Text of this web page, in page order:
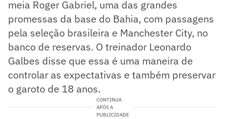
meia Roger Gabriel, uma das grandes
promessas da base do Bahia, com passagens
pela seleção brasileira e Manchester City, no
banco de reservas. O treinador Leonardo
Galbes disse que essa é uma maneira de
controlar as expectativas e também preservar
o garoto de 18 anos.
CONTINUA
APÓS A
PUBLICIDADE